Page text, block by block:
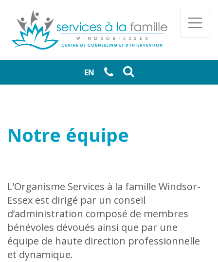
EN
Notre équipe
L’Organisme Services à la famille Windsor-
Essex est dirigé par un conseil
d’administration composé de membres
bénévoles dévoués ainsi que par une
équipe de haute direction professionnelle
et dynamique.